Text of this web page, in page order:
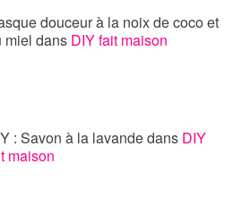
douceur à la noix de coco et
mieldans DIY fait maison
: Savon à la lavandedans DIY
maison